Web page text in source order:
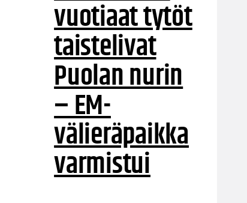
vuotiaat tytöt
taistelivat
Puolan nurin
– EM-
välieräpaikka
varmistui